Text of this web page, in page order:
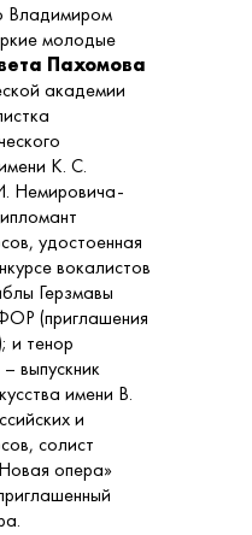
Владимиром
молодые
Пахомова
академии
К. С.
Немировича-
удостоенная
вокалистов
Герзмавы
(приглашения
и тенор
– выпускник
имени В.
и
солист
опера»